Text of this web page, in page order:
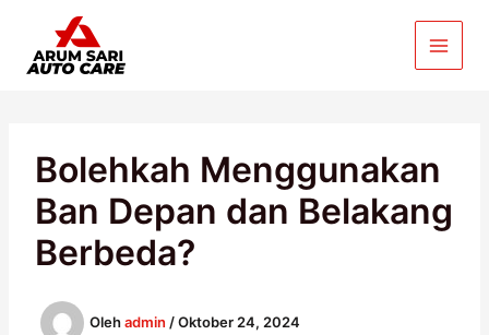
konten
Bolehkah Menggunakan
Ban Depan dan Belakang
Berbeda?
Olehadmin /Oktober 24, 2024